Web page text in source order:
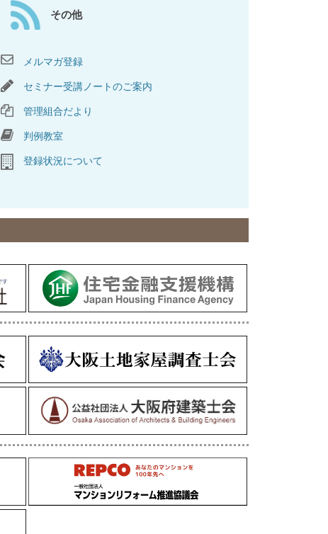
その他
メルマガ登録
セミナー受講ノートのご案内
管理組合だより
判例教室
登録状況について